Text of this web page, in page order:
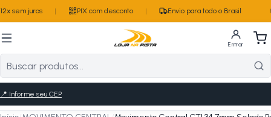
sem juros PIX com desconto Envio para todo o Brasil
Entrar
📍 Informe seu CEP